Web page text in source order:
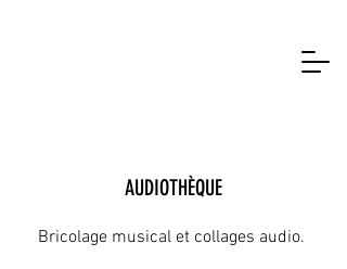
AUDIOTHÈQUE
Bricolage musical et collages audio.